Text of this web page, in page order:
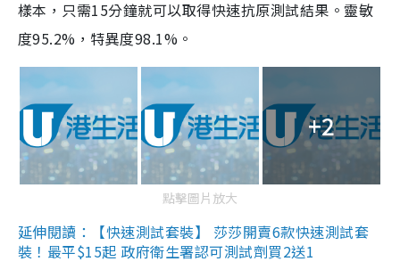
樣本，只需15分鐘就可以取得快速抗原測試結果。靈敏
度95.2%，特異度98.1%。
+2
點擊圖片放大
延伸閱讀：【快速測試套裝】 莎莎開賣6款快速測試套
裝！最平$15起 政府衛生署認可測試劑買2送1